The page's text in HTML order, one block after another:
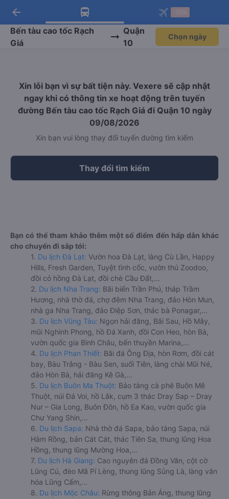
Tải app Vexere ngay!
Nhận ưu đãi thành viên độc
quyền
Mở app
Tải app Vexere
-30k/ghế khi đặt vé máy bay qua
app
Mở app
arrow_back
Bến tàu cao tốc Rạch
Giá
Quận
10
Chọn ngày
Xin lỗi bạn vì sự bất tiện này. Vexere sẽ cập nhật
ngay khi có thông tin xe hoạt động trên tuyến
đường Bến tàu cao tốc Rạch Giá đi Quận 10 ngày
09/08/2026
Xin bạn vui lòng thay đổi tuyến đường tìm kiếm
Thay đổi tìm kiếm
Bạn có thể tham khảo thêm một số điểm đến hấp dẫn khác
cho chuyến đi sắp tới:
1. Du lịch Đà Lạt: Vườn hoa Đà Lạt, làng Cù Lần, Happy
Hills, Fresh Garden, Tuyệt tình cốc, vườn thú Zoodoo,
đồi cỏ hồng Đà Lạt, đồi chè Cầu Đất,...
2. Du lịch Nha Trang: Bãi biển Trần Phú, tháp Trầm
Hương, nhà thờ đá, chợ đêm Nha Trang, đảo Hòn Mun,
nhà ga Nha Trang, đảo Điệp Sơn, thác bà Ponagar,...
3. Du lịch Vũng Tàu: Ngọn hải đăng, Bãi Sau, Hồ Mây,
mũi Nghinh Phong, hồ Đá Xanh, đồi Con Heo, hòn Bà,
vườn quốc gia Bình Châu, bến thuyền Marina,...
4. Du lịch Phan Thiết: Bãi đá Ông Địa, hòn Rơm, đồi cát
bay, Bàu Trắng - Bàu Sen, suối Tiên, làng chài Mũi Né,
đảo Hòn Bà, hải đăng Kê Gà,...
5. Du lịch Buôn Ma Thuột: Bảo tàng cà phê Buôn Mê
Thuột, núi Đá Voi, hồ Lắk, cụm 3 thác Dray Sap – Dray
Nur – Gia Long, Buôn Đôn, hồ Ea Kao, vườn quốc gia
Chư Yang Shin,...
6. Du lịch Sapa: Nhà thờ đá Sapa, bảo tàng Sapa, núi
Hàm Rồng, bản Cát Cát, thác Tiên Sa, thung lũng Hoa
Hồng, thung lũng Mường Hoa,...
7. Du lịch Hà Giang: Cao nguyên đá Đồng Văn, cột cờ
Lũng Cú, đèo Mã Pí Lèng, thung lũng Sủng Là, làng văn
hóa Lũng Cẩm,...
8. Du lịch Mộc Châu: Rừng thông Bản Áng, thung lũng